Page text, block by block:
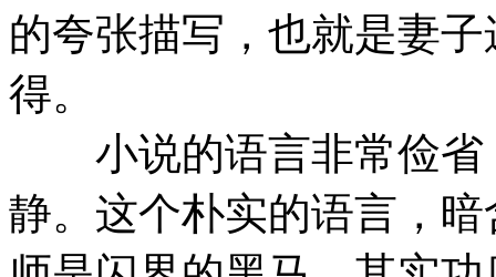
的夸张描写，也就是妻
得。
小说的语言非常俭省
静。这个朴实的语言，